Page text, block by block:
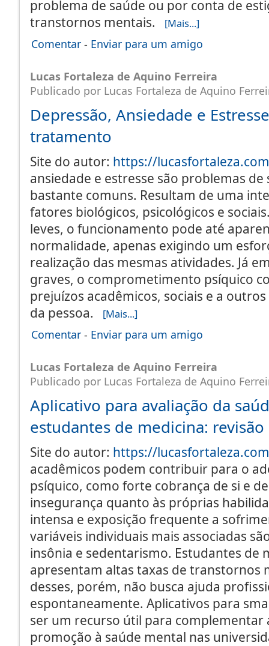
problema de saúde ou por conta de
transtornos mentais.
[Mais...]
Comentar - Enviar para um amigo
Lucas Fortaleza de Aquino Ferreira
Publicado por Lucas Fortaleza de Aquino
Depressão, Ansiedade e
tratamento
Site do autor: https://lucasfortaleza.com
ansiedade e estresse são problemas
bastante comuns. Resultam de uma
fatores biológicos, psicológicos e
leves, o funcionamento pode até
normalidade, apenas exigindo um
realização das mesmas atividades. Já
graves, o comprometimento psíquico
prejuízos acadêmicos, sociais e a
da pessoa.
[Mais...]
Comentar - Enviar para um amigo
Lucas Fortaleza de Aquino Ferreira
Publicado por Lucas Fortaleza de Aquino
Aplicativo para avaliação da
estudantes de medicina:
Site do autor: https://lucasfortaleza.com
acadêmicos podem contribuir para o
psíquico, como forte cobrança de si e
insegurança quanto às próprias
intensa e exposição frequente a
variáveis individuais mais associadas
insônia e sedentarismo. Estudantes de
apresentam altas taxas de transtornos
desses, porém, não busca ajuda
espontaneamente. Aplicativos para
ser um recurso útil para complementar
promoção à saúde mental nas